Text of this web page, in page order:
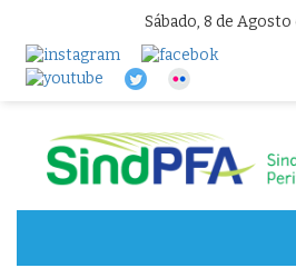
Sábado, 8 de Agosto